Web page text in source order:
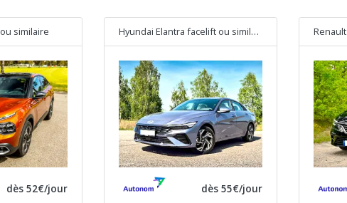
ou similaire
dès 52€/jour
Hyundai Elantra facelift ou similaire
dès 55€/jour